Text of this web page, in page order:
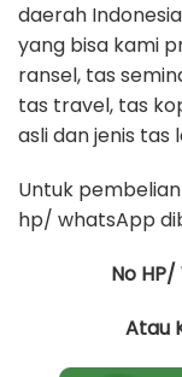
daerah
yang bisa kami
ransel, tas
tas travel, tas
asli dan jenis tas
Untuk
hp/ whatsApp
No
Atau